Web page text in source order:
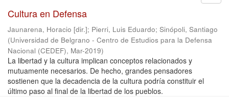
Cultura en Defensa
Jaunarena, Horacio [dir.]; Pierri, Luis Eduardo; Sinópoli, Santiago
(Universidad de Belgrano - Centro de Estudios para la Defensa
Nacional (CEDEF), Mar-2019)
La libertad y la cultura implican conceptos relacionados y
mutuamente necesarios. De hecho, grandes pensadores
sostienen que la decadencia de la cultura podría constituir el
último paso al final de la libertad de los pueblos.